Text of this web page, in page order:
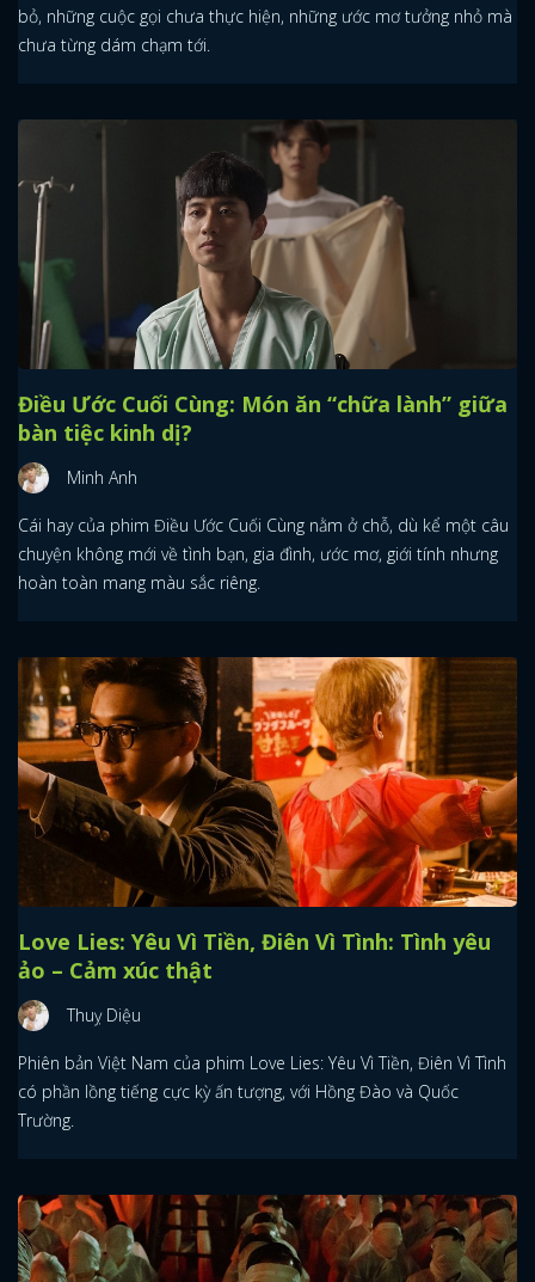
bỏ, những cuộc gọi chưa thực hiện, những ước mơ tưởng nhỏ mà
chưa từng dám chạm tới.
Điều Ước Cuối Cùng: Món ăn “chữa lành” giữa
bàn tiệc kinh dị?
Minh Anh
Cái hay của phim Điều Ước Cuối Cùng nằm ở chỗ, dù kể một câu
chuyện không mới về tình bạn, gia đình, ước mơ, giới tính nhưng
hoàn toàn mang màu sắc riêng.
Love Lies: Yêu Vì Tiền, Điên Vì Tình: Tình yêu
ảo – Cảm xúc thật
Thuỵ Diệu
Phiên bản Việt Nam của phim Love Lies: Yêu Vì Tiền, Điên Vì Tình
có phần lồng tiếng cực kỳ ấn tượng, với Hồng Đào và Quốc
Trường.